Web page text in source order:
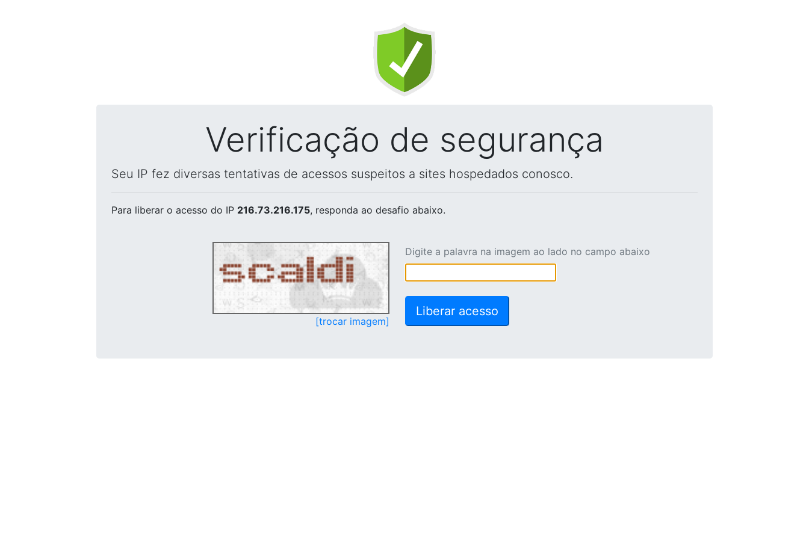
Verificação de segurança
Seu IP fez diversas tentativas de acessos suspeitos a sites hospedados conosco.
Para liberar o acesso do IP 216.73.216.175, responda ao desafio abaixo.
[trocar imagem]
Digite a palavra na imagem ao lado no campo abaixo